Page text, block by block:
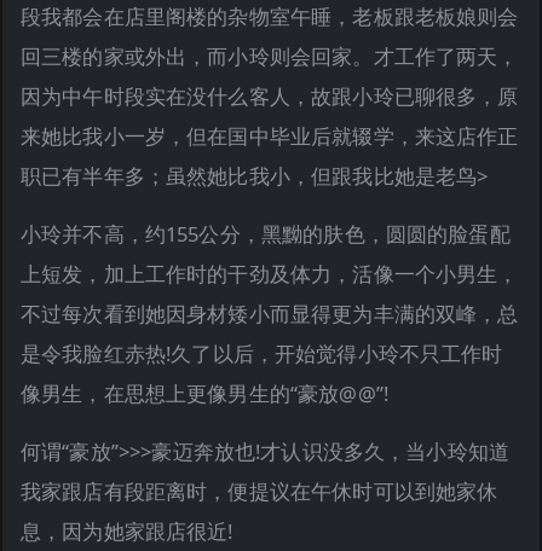
段我都会在店里阁楼的杂物室午睡，老板跟老板娘则会
回三楼的家或外出，而小玲则会回家。才工作了两天，
因为中午时段实在没什么客人，故跟小玲已聊很多，原
来她比我小一岁，但在国中毕业后就辍学，来这店作正
职已有半年多；虽然她比我小，但跟我比她是老鸟>
小玲并不高，约155公分，黑黝的肤色，圆圆的脸蛋配
上短发，加上工作时的干劲及体力，活像一个小男生，
不过每次看到她因身材矮小而显得更为丰满的双峰，总
是令我脸红赤热!久了以后，开始觉得小玲不只工作时
像男生，在思想上更像男生的“豪放@@”!
何谓“豪放”>>>豪迈奔放也!才认识没多久，当小玲知道
我家跟店有段距离时，便提议在午休时可以到她家休
息，因为她家跟店很近!